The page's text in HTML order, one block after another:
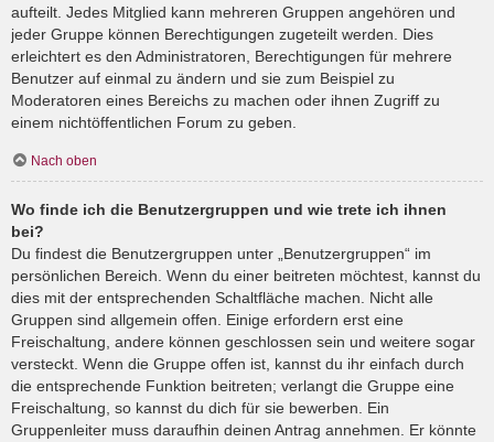
aufteilt. Jedes Mitglied kann mehreren Gruppen angehören und
jeder Gruppe können Berechtigungen zugeteilt werden. Dies
erleichtert es den Administratoren, Berechtigungen für mehrere
Benutzer auf einmal zu ändern und sie zum Beispiel zu
Moderatoren eines Bereichs zu machen oder ihnen Zugriff zu
einem nichtöffentlichen Forum zu geben.
Nach oben
Wo finde ich die Benutzergruppen und wie trete ich ihnen
bei?
Du findest die Benutzergruppen unter „Benutzergruppen“ im
persönlichen Bereich. Wenn du einer beitreten möchtest, kannst du
dies mit der entsprechenden Schaltfläche machen. Nicht alle
Gruppen sind allgemein offen. Einige erfordern erst eine
Freischaltung, andere können geschlossen sein und weitere sogar
versteckt. Wenn die Gruppe offen ist, kannst du ihr einfach durch
die entsprechende Funktion beitreten; verlangt die Gruppe eine
Freischaltung, so kannst du dich für sie bewerben. Ein
Gruppenleiter muss daraufhin deinen Antrag annehmen. Er könnte